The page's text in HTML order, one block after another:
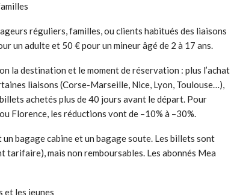
réguliers, familles, ou clients habitués des liaisons
un adulte et 50 € pour un mineur âgé de 2 à 17 ans.
la destination et le moment de réservation : plus l’achat
liaisons (Corse-Marseille, Nice, Lyon, Toulouse…),
achetés plus de 40 jours avant le départ. Pour
Florence, les réductions vont de –10% à –30%.
bagage cabine et un bagage soute. Les billets sont
tarifaire), mais non remboursables. Les abonnés Mea
et les jeunes